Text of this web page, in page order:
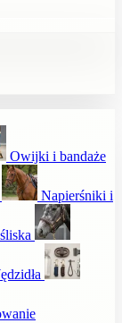
Owijki i bandaże
Napierśniki i